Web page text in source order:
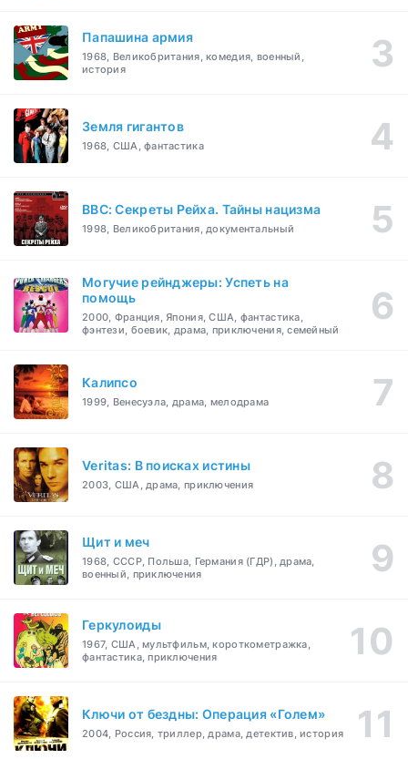
Папашина армия
1968, Великобритания, комедия, военный,
история
Земля гигантов
1968, США, фантастика
BBC: Секреты Рейха. Тайны нацизма
1998, Великобритания, документальный
Могучие рейнджеры: Успеть на
помощь
2000, Франция, Япония, США, фантастика,
фэнтези, боевик, драма, приключения, семейный
Калипсо
1999, Венесуэла, драма, мелодрама
Veritas: В поисках истины
2003, США, драма, приключения
Щит и меч
1968, СССР, Польша, Германия (ГДР), драма,
военный, приключения
Геркулоиды
1967, США, мультфильм, короткометражка,
фантастика, приключения
Ключи от бездны: Операция «Голем»
2004, Россия, триллер, драма, детектив, история